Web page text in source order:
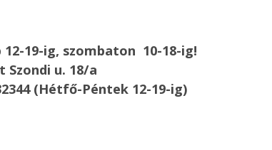
12-19-ig, szombaton 10-18-ig!
Szondi u. 18/a
(Hétfő-Péntek 12-19-ig)